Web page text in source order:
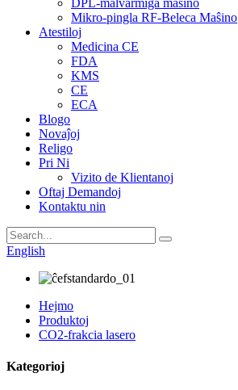
DPL-malvarmiga maŝino
Mikro-pingla RF-Beleca Maŝino
Atestiloj
Medicina CE
FDA
KMS
CE
ECA
Blogo
Novaĵoj
Religo
Pri Ni
Vizito de Klientanoj
Oftaj Demandoj
Kontaktu nin
English
Hejmo
Produktoj
CO2-frakcia lasero
Kategorioj